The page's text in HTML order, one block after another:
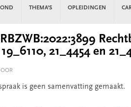
THEMA’S OPLEIDINGEN
21_4454 en
is geen samenvatting gemaakt.